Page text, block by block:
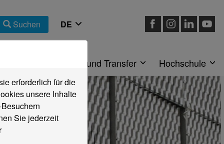
Suchen
Forschung und Transfer Hochschule
erforderlich für die
unsere Inhalte
Sie jederzeit